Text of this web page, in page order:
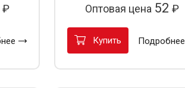
₽ Оптовая цена 52 ₽
Купить Подробнее